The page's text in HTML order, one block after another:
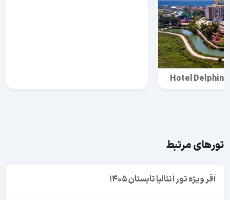
Hotel Delphin
تورهای مرتبط
آفر ویژه تور آنتالیا تابستان 1405